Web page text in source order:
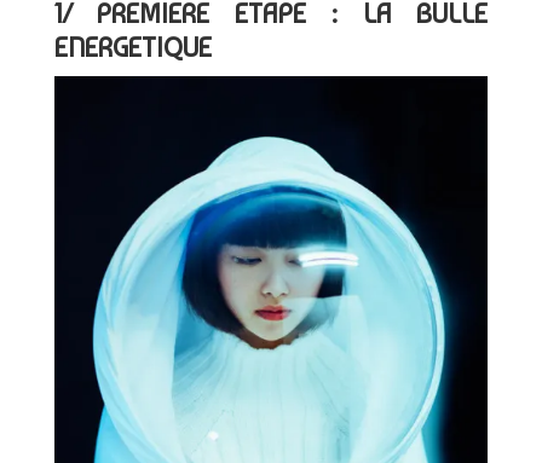
1/ PREMIERE ETAPE : LA BULLE
ENERGETIQUE